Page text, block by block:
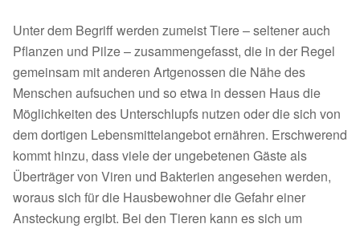
Unter dem Begriff werden zumeist Tiere – seltener auch
Pflanzen und Pilze – zusammengefasst, die in der Regel
gemeinsam mit anderen Artgenossen die Nähe des
Menschen aufsuchen und so etwa in dessen Haus die
Möglichkeiten des Unterschlupfs nutzen oder die sich von
dem dortigen Lebensmittelangebot ernähren. Erschwerend
kommt hinzu, dass viele der ungebetenen Gäste als
Überträger von Viren und Bakterien angesehen werden,
woraus sich für die Hausbewohner die Gefahr einer
Ansteckung ergibt. Bei den Tieren kann es sich um